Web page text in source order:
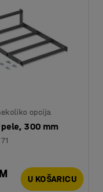
opcija
300 mm
U KOŠARICU